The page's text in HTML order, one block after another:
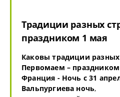
Традиции разных
праздником 1 мая
Каковы традиции
Первомаем –
Франция - Ночь с 31
Вальпургиева ночь,